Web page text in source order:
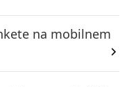
na mobilnem